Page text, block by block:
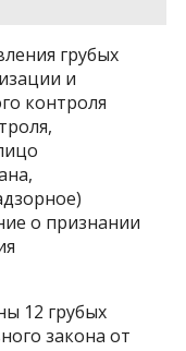
грубых
и
контроля
о признании
12 грубых
закона от